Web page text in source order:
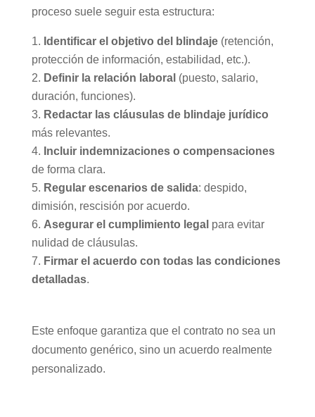
proceso suele seguir esta estructura:
Identificar el objetivo del blindaje(retención,
protección de información, estabilidad, etc.).
Definir la relación laboral (puesto, salario,
duración, funciones).
Redactar las cláusulas de blindaje jurídico
más relevantes.
Incluir indemnizaciones o compensaciones
de forma clara.
Regular escenarios de salida: despido,
dimisión, rescisión por acuerdo.
Asegurar el cumplimiento legal para evitar
nulidad de cláusulas.
Firmar el acuerdo con todas las condiciones
detalladas.
Este enfoque garantiza que el contrato no sea un
documento genérico, sino un acuerdo realmente
personalizado.